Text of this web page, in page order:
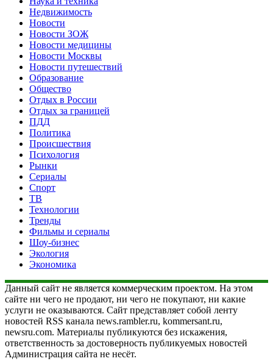
Недвижимость
Новости
Новости ЗОЖ
Новости медицины
Новости Москвы
Новости путешествий
Образование
Общество
Отдых в России
Отдых за границей
ПДД
Политика
Происшествия
Психология
Рынки
Сериалы
Спорт
ТВ
Технологии
Тренды
Фильмы и сериалы
Шоу-бизнес
Экология
Экономика
Данный сайт не является коммерческим проектом. На этом
сайте ни чего не продают, ни чего не покупают, ни какие
услуги не оказываются. Сайт представляет собой ленту
новостей RSS канала news.rambler.ru, kommersant.ru,
newsru.com. Материалы публикуются без искажения,
ответственность за достоверность публикуемых новостей
Администрация сайта не несёт.